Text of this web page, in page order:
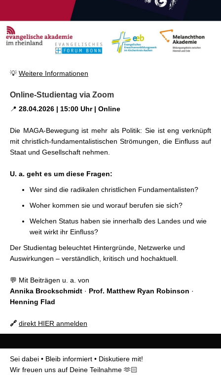
💡 Weitere Informationen
Online-Studientag via Zoom
📍 28.04.2026 | 15:00 Uhr | Online
Die MAGA-Bewegung ist mehr als Politik: Sie ist eng verknüpft
mit christlich-fundamentalistischen Strömungen, die Einfluss auf
Staat und Gesellschaft nehmen.
U. a. geht es um diese Fragen:
Wer sind die radikalen christlichen Fundamentalisten?
Woher kommen sie und worauf berufen sie sich?
Welchen Status haben sie innerhalb des Landes und wie
weit wirkt ihr Einfluss?
Der Studientag beleuchtet Hintergründe, Netzwerke und
Auswirkungen – verständlich, kritisch und hochaktuell.
💬 Mit Beiträgen u. a. von
Annika Brockschmidt · Prof. Matthew Ryan Robinson ·
Henning Flad
🔗 direkt HIER anmelden
Sei dabei • Bleib informiert • Diskutiere mit!
Wir freuen uns auf Deine Teilnahme 🫶🏻